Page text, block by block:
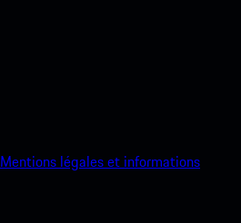
Mentions légales et informations